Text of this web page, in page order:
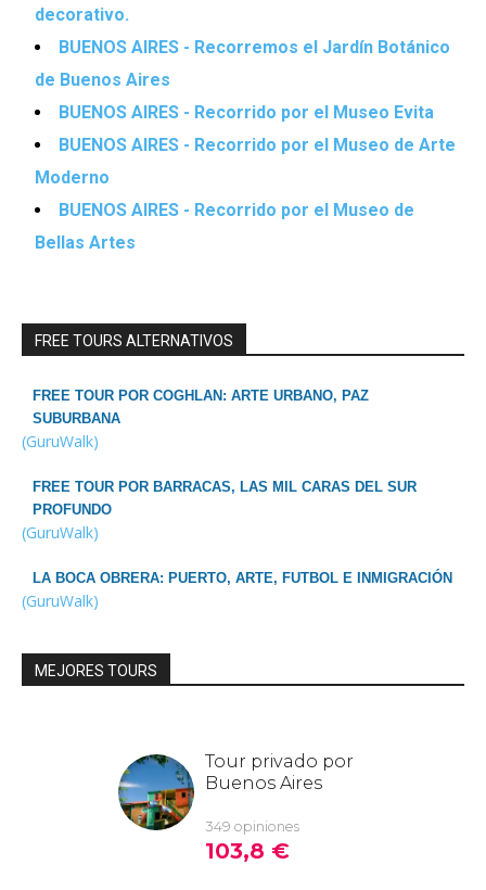
decorativo.
BUENOS AIRES - Recorremos el Jardín Botánico
de Buenos Aires
BUENOS AIRES - Recorrido por el Museo Evita
BUENOS AIRES - Recorrido por el Museo de Arte
Moderno
BUENOS AIRES - Recorrido por el Museo de
Bellas Artes
FREE TOURS ALTERNATIVOS
FREE TOUR POR COGHLAN: ARTE URBANO, PAZ
SUBURBANA
(GuruWalk)
FREE TOUR POR BARRACAS, LAS MIL CARAS DEL SUR
PROFUNDO
(GuruWalk)
LA BOCA OBRERA: PUERTO, ARTE, FUTBOL E INMIGRACIÓN
(GuruWalk)
MEJORES TOURS